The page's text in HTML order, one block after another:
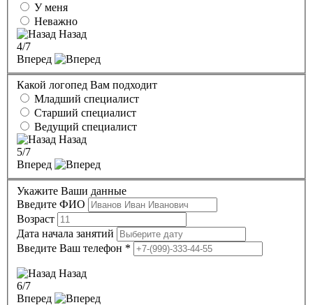
У меня
Неважно
Назад
4/7
Вперед
Какой логопед Вам подходит
Младший специалист
Старший специалист
Ведущий специалист
Назад
5/7
Вперед
Укажите Ваши данные
Введите ФИО
Возраст
Дата начала занятий
Введите Ваш телефон *
Назад
6/7
Вперед